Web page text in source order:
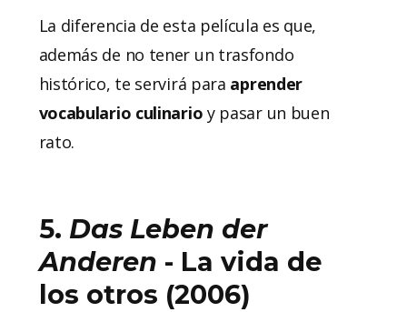
La diferencia de esta película es que,
además de no tener un trasfondo
histórico, te servirá para aprender
vocabulario culinario y pasar un buen
rato.
5. Das Leben der
Anderen - La vida de
los otros (2006)